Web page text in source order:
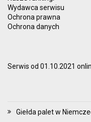
Wydawca serwisu
Ochrona prawna
Ochrona danych
Serwis od 01.10.2021
Giełda palet w